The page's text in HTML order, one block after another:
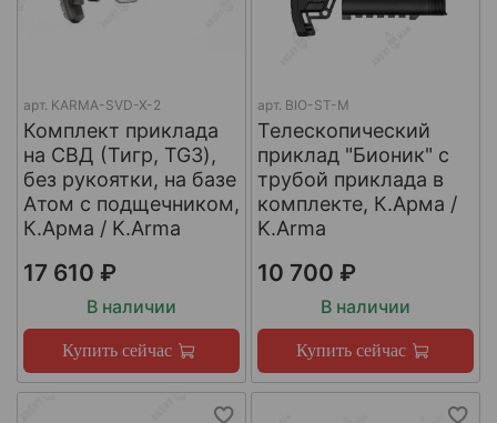
арт. KARMA-SVD-X-2
Комплект приклада
на СВД (Тигр, TG3),
без рукоятки, на базе
Атом с подщечником,
К.Арма / K.Arma
17 610 ₽
В наличии
Купить сейчас
арт. BIO-ST-M
Телескопический
приклад "Бионик" с
трубой приклада в
комплекте, К.Арма /
K.Arma
10 700 ₽
В наличии
Купить сейчас